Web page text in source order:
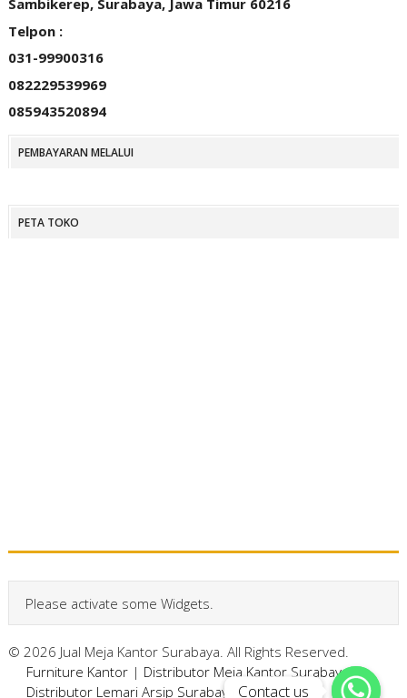
Sambikerep, Surabaya, Jawa Timur 60216
Telpon :
031-99900316
082229539969
085943520894
PEMBAYARAN MELALUI
PETA TOKO
Please activate some Widgets.
© 2026 Jual Meja Kantor Surabaya. All Rights Reserved.
Furniture Kantor| Distributor Meja Kantor Surabaya|
Distributor Lemari Arsip Surabaya
Contact us
Contact us